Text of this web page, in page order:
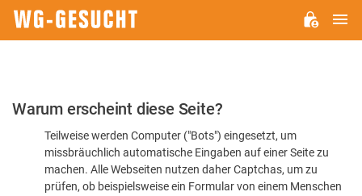
Bitte
dass
Warum erscheint diese Seite?
Teilweise werden Computer ("Bots") eingesetzt, um
missbräuchlich automatische Eingaben auf einer Seite zu
machen. Alle Webseiten nutzen daher Captchas, um zu
prüfen, ob beispielsweise ein Formular von einem Menschen